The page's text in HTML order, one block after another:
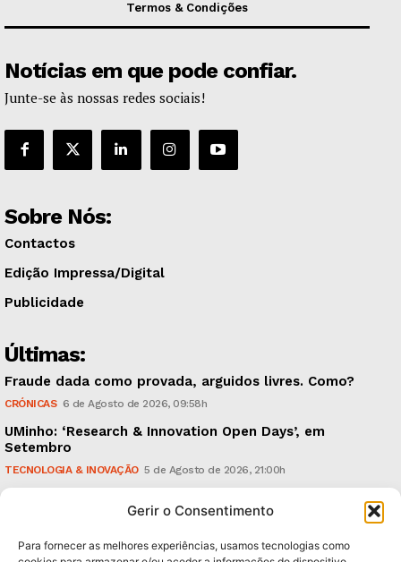
Gerir o Consentimento
Para fornecer as melhores experiências, usamos tecnologias como
Termos & Condições
Notícias em que pode confiar.
Junte-se às nossas redes sociais!
Sobre Nós:
Contactos
Edição Impressa/Digital
Publicidade
Últimas:
Fraude dada como provada, arguidos livres. Como?
CRÓNICAS 6 de Agosto de 2026, 09:58h
UMinho: ‘Research & Innovation Open Days’, em
Setembro
TECNOLOGIA & INOVAÇÃO 5 de Agosto de 2026, 21:00h
avança para a sua concretização